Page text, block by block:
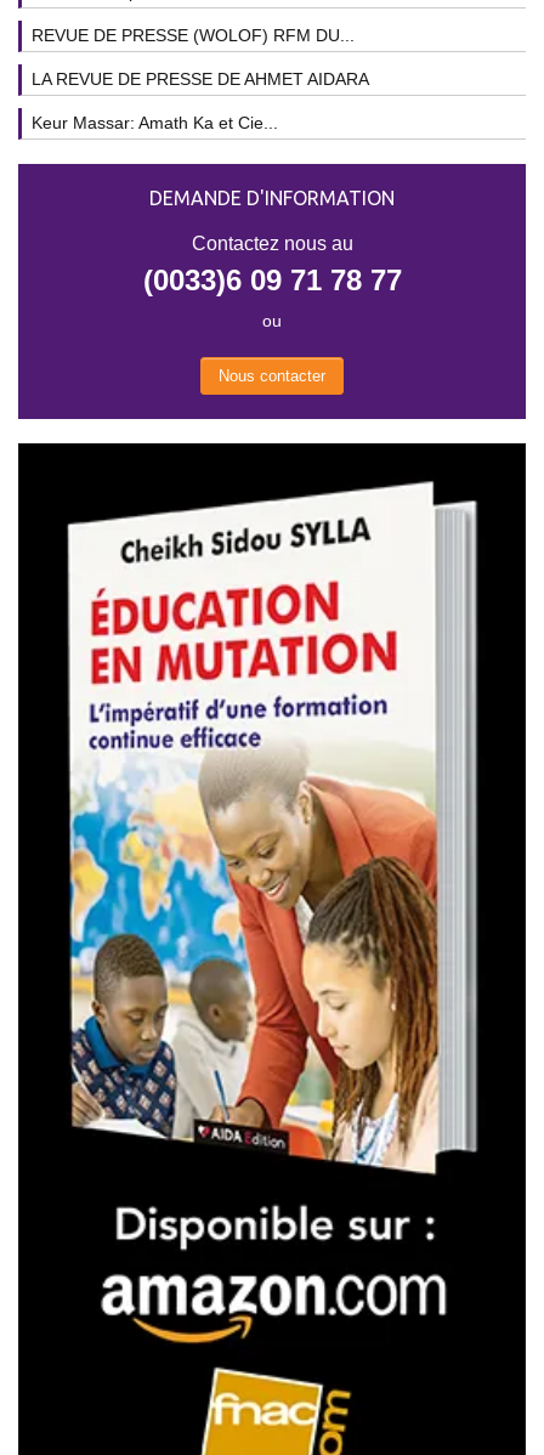
REVUE DE PRESSE (WOLOF) RFM DU...
LA REVUE DE PRESSE DE AHMET AIDARA
Keur Massar: Amath Ka et Cie...
DEMANDE D'INFORMATION
Contactez nous au
(0033)6 09 71 78 77
ou
Nous contacter